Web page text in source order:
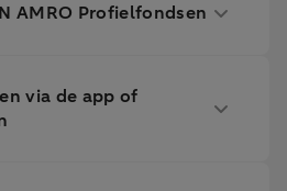
AMRO Profielfondsen
via de app of